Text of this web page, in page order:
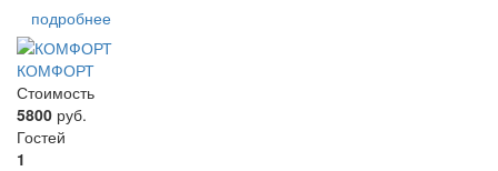
подробнее
КОМФОРТ
Стоимость
5800 руб.
Гостей
1